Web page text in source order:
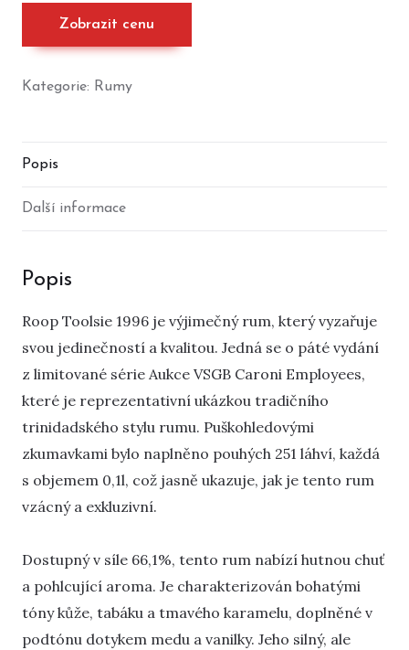
Zobrazit cenu
Kategorie: Rumy
Popis
Další informace
Popis
Roop Toolsie 1996 je výjimečný rum, který vyzařuje
svou jedinečností a kvalitou. Jedná se o páté vydání
z limitované série Aukce VSGB Caroni Employees,
které je reprezentativní ukázkou tradičního
trinidadského stylu rumu. Puškohledovými
zkumavkami bylo naplněno pouhých 251 láhví, každá
s objemem 0,1l, což jasně ukazuje, jak je tento rum
vzácný a exkluzivní.
Dostupný v síle 66,1%, tento rum nabízí hutnou chuť
a pohlcující aroma. Je charakterizován bohatými
tóny kůže, tabáku a tmavého karamelu, doplněné v
podtónu dotykem medu a vanilky. Jeho silný, ale